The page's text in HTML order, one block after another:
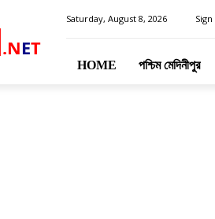
.NET
Saturday, August 8, 2026
HOME পশ্চিম মেদিনীপুর